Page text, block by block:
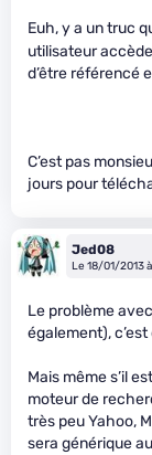
Euh, y a un truc
utilisateur
d’être référencé
C’est pas
jours pour
Jed08
Le 18/01/2013
Le problème
également),
Mais même s’il
moteur de
très peu Yahoo,
sera générique